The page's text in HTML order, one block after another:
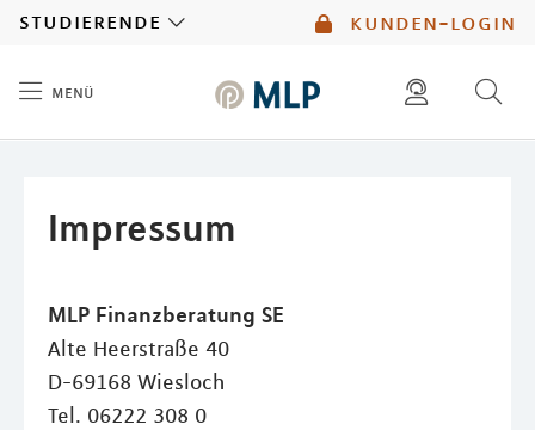
kunden-login
studierende
menü
Impressum
MLP Finanzberatung SE
Alte Heerstraße 40
D-69168 Wiesloch
Tel. 06222 308 0